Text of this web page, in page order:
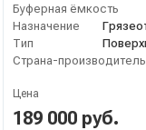
Буферная ёмкость
Назначение
Тип
Страна-производитель
Цена
189 000 руб.